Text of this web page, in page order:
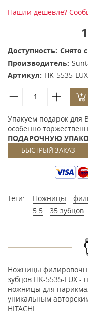
Нашли дешевле?
Доступность: Снято
Производитель:
Артикул: HK-5535-LUX
Упакуем подарок для
особенно
ПОДАРОЧНУЮ
БЫСТРЫЙ ЗАКАЗ
Теги: Ножницы
5.5
35 зубцов
Ножницы
зубцов HK-5535-LUX
ножницы для
уникальным
HITACHI.